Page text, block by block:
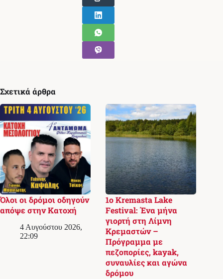
Σχετικά άρθρα
Όλοι οι δρόμοι οδηγούν
απόψε στην Κατοχή
4 Αυγούστου 2026,
22:09
1ο Kremasta Lake
Festival: Ένα μήνα
γιορτή στη Λίμνη
Κρεμαστών –
Πρόγραμμα με
πεζοπορίες, kayak,
συναυλίες και αγώνα
δρόμου